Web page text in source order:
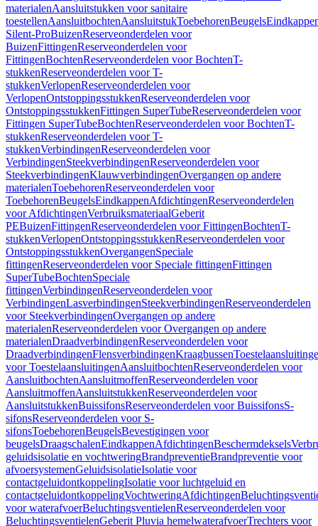
materialenAansluitstukken voor sanitaire
toestellenAansluitbochtenAansluitstukToebehorenBeugels
Silent-ProBuizenReserveonderdelen voor
BuizenFittingenReserveonderdelen voor
FittingenBochtenReserveonderdelen voor BochtenT-
stukkenReserveonderdelen voor T-
stukkenVerlopenReserveonderdelen voor
VerlopenOntstoppingsstukkenReserveonderdelen voor
OntstoppingsstukkenFittingen SuperTubeReserveonderdelen voor
Fittingen SuperTubeBochtenReserveonderdelen voor BochtenT-
stukkenReserveonderdelen voor T-
stukkenVerbindingenReserveonderdelen voor
VerbindingenSteekverbindingenReserveonderdelen voor
SteekverbindingenKlauwverbindingenOvergangen op andere
materialenToebehorenReserveonderdelen voor
ToebehorenBeugelsEindkappenAfdichtingenReserveonderdelen
voor AfdichtingenVerbruiksmateriaalGeberit
PEBuizenFittingenReserveonderdelen voor FittingenBochtenT-
stukkenVerlopenOntstoppingsstukkenReserveonderdelen voor
OntstoppingsstukkenOvergangenSpeciale
fittingenReserveonderdelen voor Speciale fittingenFittingen
SuperTubeBochtenSpeciale
fittingenVerbindingenReserveonderdelen voor
VerbindingenLasverbindingenSteekverbindingenReserveonderdelen
voor SteekverbindingenOvergangen op andere
materialenReserveonderdelen voor Overgangen op andere
materialenDraadverbindingenReserveonderdelen voor
DraadverbindingenFlensverbindingenKraagbussen
voor ToestelaansluitingenAansluitbochtenReserveonderdelen voor
AansluitbochtenAansluitmoffenReserveonderdelen voor
AansluitmoffenAansluitstukkenReserveonderdelen voor
AansluitstukkenBuissifonsReserveonderdelen voor BuissifonsS-
sifonsReserveonderdelen voor S-
sifonsToebehorenBeugelsBevestigingen voor
beugelsDraagschalenEindkappenAfdichtingenBeschermdeksels
geluidsisolatie en vochtweringBrandpreventieBrandpreventie voor
afvoersystemenGeluidsisolatieIsolatie voor
contactgeluidontkoppelingIsolatie voor luchtgeluid en
contactgeluidontkoppelingVochtweringAfdichtingen
voor waterafvoerBeluchtingsventielenReserveonderdelen voor
BeluchtingsventielenGeberit Pluvia hemelwaterafvoerTrechters voor